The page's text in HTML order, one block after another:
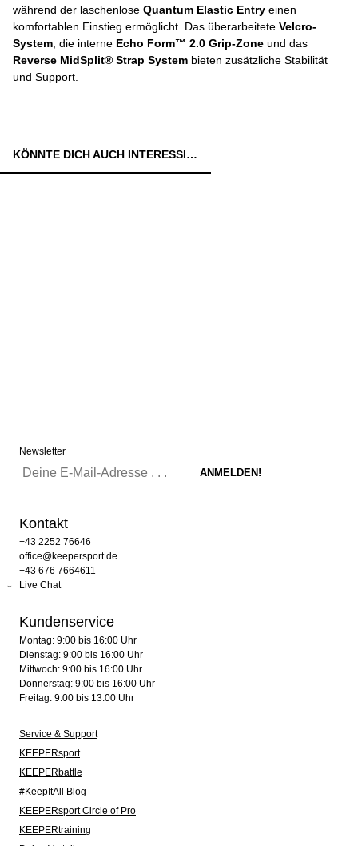
während der laschenlose Quantum Elastic Entry einen
komfortablen Einstieg ermöglicht. Das überarbeitete Velcro-
System , die interne Echo Form™ 2.0 Grip-Zone und das
Reverse MidSplit® Strap System bieten zusätzliche Stabilität
und Support.
KÖNNTE DICH AUCH INTERESSIEREN:
Newsletter
Kontakt
+43 2252 76646
office@keepersport.de
+43 676 7664611
Live Chat
Kundenservice
Montag: 9:00 bis 16:00 Uhr
Dienstag: 9:00 bis 16:00 Uhr
Mittwoch: 9:00 bis 16:00 Uhr
Donnerstag: 9:00 bis 16:00 Uhr
Freitag: 9:00 bis 13:00 Uhr
Service & Support
KEEPERsport
KEEPERbattle
#KeepItAll Blog
KEEPERsport Circle of Pro
KEEPERtraining